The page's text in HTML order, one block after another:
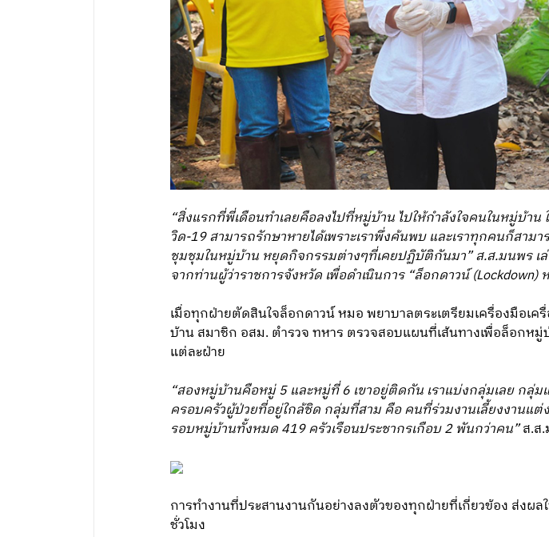
“สิ่งแรกที่พี่เดือนทำเลยคือลงไปที่หมู่บ้าน ไปให้กำลังใจคนในหมู่บ้าน
วิด-19 สามารถรักษาหายได้เพราะเราพึ่งค้นพบ และเราทุกคนก็สา
ชุมชุมในหมู่บ้าน หยุดกิจกรรมต่างๆที่เคยปฏิบัติกันมา” ส.ส.มนพร
จากท่านผู้ว่าราชการจังหวัด เพื่อดำเนินการ “ล็อกดาวน์ (Lockdown)
เมื่อทุกฝ่ายตัดสินใจล็อกดาวน์ หมอ พยาบาลตระเตรียมเครื่องมือเ
บ้าน สมาชิก อสม. ตำรวจ ทหาร ตรวจสอบแผนที่เส้นทางเพื่อล็อกห
แต่ละฝ่าย
“สองหมู่บ้านคือหมู่ 5 และหมู่ที่ 6 เขาอยู่ติดกัน เราแบ่งกลุ่มเลย ก
ครอบครัวผู้ป่วยที่อยู่ใกล้ชิด กลุ่มที่สาม คือ คนที่ร่วมงานเลี้ยงงานแ
รอบหมู่บ้านทั้งหมด 419 ครัวเรือนประชากรเกือบ 2 พันกว่าคน”ส.ส.
การทำงานที่ประสานงานกันอย่างลงตัวของทุกฝ่ายที่เกี่ยวข้อง ส่งผ
ชั่วโมง